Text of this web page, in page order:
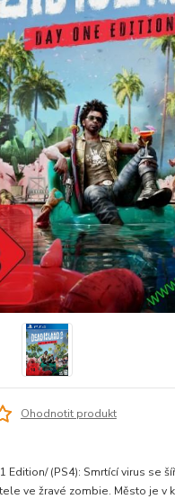
Ohodnotit produkt
Edition/ (PS4): Smrtící virus se
ve žravé zombie. Město je v